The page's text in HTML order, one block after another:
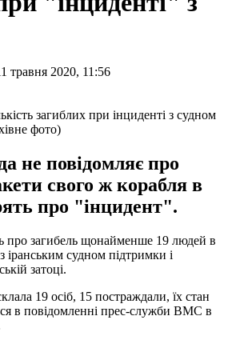
травня 2020, 11:56
фото)
не повідомляє про
свого ж корабля в
про "інцидент".
про загибель щонайменше 19 людей в
іранським судном підтримки і
затоці.
19 осіб, 15 постраждали, їх стан
в повідомленні прес-служби ВМС в